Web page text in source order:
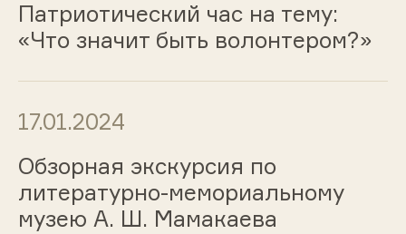
Патриотический час на тему:
«Что значит быть волонтером?»
17.01.2024
Обзорная экскурсия по
литературно-мемориальному
музею А. Ш. Мамакаева